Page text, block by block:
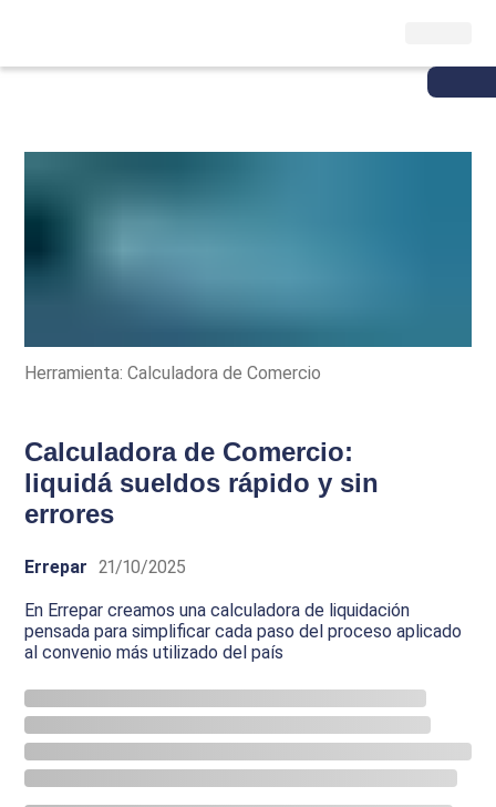
Herramienta: Calculadora de Comercio
Calculadora de Comercio:
liquidá sueldos rápido y sin
errores
Errepar 21/10/2025
En Errepar creamos una calculadora de liquidación
pensada para simplificar cada paso del proceso aplicado
al convenio más utilizado del país